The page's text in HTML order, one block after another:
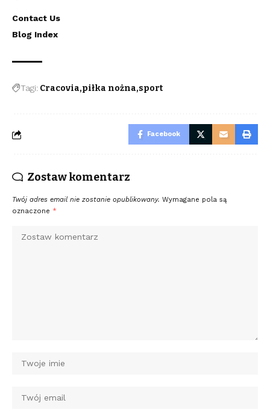
Contact Us
Blog Index
Tagi: Cracovia piłka nożna sport
Facebook
Zostaw komentarz
Twój adres email nie zostanie opublikowany. Wymagane pola są
oznaczone *